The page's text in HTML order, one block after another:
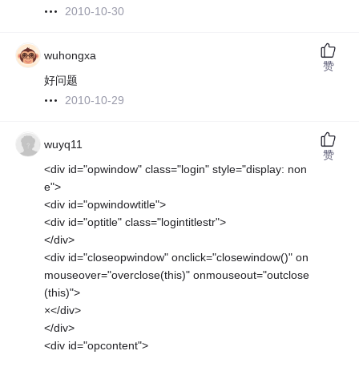
2010-10-30
wuhongxa
好问题
2010-10-29
赞
wuyq11
<div id="opwindow" class="login" style="display: non
e">
<div id="opwindowtitle">
<div id="optitle" class="logintitlestr">
</div>
<div id="closeopwindow" onclick="closewindow()" on
mouseover="overclose(this)" onmouseout="outclose
(this)">
×</div>
</div>
<div id="opcontent">
赞